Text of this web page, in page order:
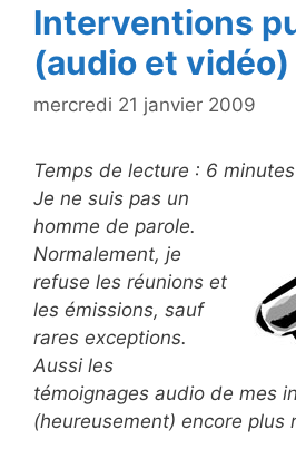
Interventions
(audio et vidéo)
mercredi 21 janvier 2009
Temps de lecture : 6 minutes
Je ne suis pas un
homme de parole.
Normalement, je
refuse les réunions et
les émissions, sauf
rares exceptions.
Aussi les
témoignages audio de mes
(heureusement) encore plus